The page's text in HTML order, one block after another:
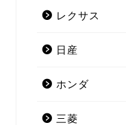
レクサス
日産
ホンダ
三菱